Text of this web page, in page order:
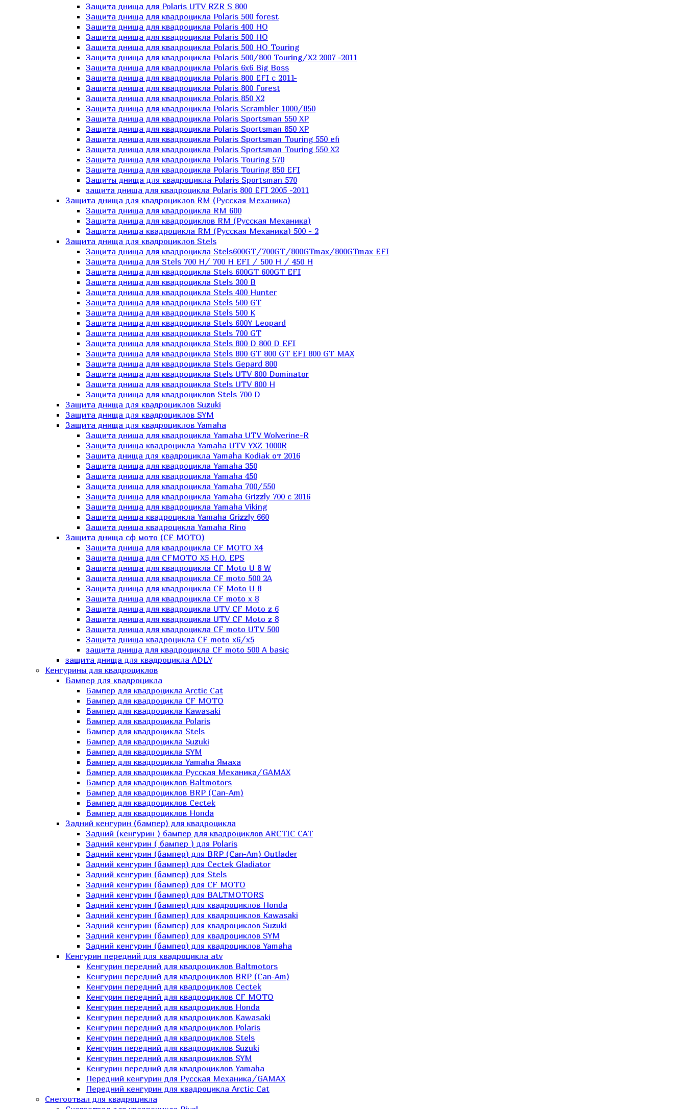
Защита днища для Polaris UTV RZR S 800
Защита днища для квадроцикла Polaris 500 forest
Защита днища для квадроцикла Polaris 400 HO
Защита днища для квадроцикла Polaris 500 HO
Защита днища для квадроцикла Polaris 500 HO Touring
Защита днища для квадроцикла Polaris 500/800 Touring/X2 2007 -2011
Защита днища для квадроцикла Polaris 6х6 Big Boss
Защита днища для квадроцикла Polaris 800 EFI с 2011-
Защита днища для квадроцикла Polaris 800 Forest
Защита днища для квадроцикла Polaris 850 X2
Защита днища для квадроцикла Polaris Scrambler 1000/850
Защита днища для квадроцикла Polaris Sportsman 550 XP
Защита днища для квадроцикла Polaris Sportsman 850 XP
Защита днища для квадроцикла Polaris Sportsman Touring 550 efi
Защита днища для квадроцикла Polaris Sportsman Touring 550 X2
Защита днища для квадроцикла Polaris Touring 570
Защита днища для квадроцикла Polaris Touring 850 EFI
Защиты днища для квадроцикла Polaris Sportsman 570
защита днища для квадроцикла Polaris 800 EFI 2005 -2011
Защита днища для квадроциклов RM (Русская Механика)
Защита днища для квадроцикла RM 600
Защита днища для квадроциклов RM (Русская Механика)
Защита днища квадроцикла RM (Русская Механика) 500 - 2
Защита днища для квадроциклов Stels
Защита днища для квадроцикла Stels600GT/700GT/800GTmax/800GTmax EFI
Защита днища для Stels 700 H/ 700 H EFI / 500 H / 450 H
Защита днища для квадроцикла Stels 600GT 600GT EFI
Защита днища для квадроцикла Stels 300 B
Защита днища для квадроцикла Stels 400 Hunter
Защита днища для квадроцикла Stels 500 GT
Защита днища для квадроцикла Stels 500 K
Защита днища для квадроцикла Stels 600Y Leopard
Защита днища для квадроцикла Stels 700 GT
Защита днища для квадроцикла Stels 800 D 800 D EFI
Защита днища для квадроцикла Stels 800 GT 800 GT EFI 800 GT MAX
Защита днища для квадроцикла Stels Gepard 800
Защита днища для квадроцикла Stels UTV 800 Dominator
Защита днища для квадроцикла Stels UTV 800 H
Защита днища для квадроциклов Stels 700 D
Защита днища для квадроциклов Suzuki
Защита днища для квадроциклов SYM
Защита днища для квадроциклов Yamaha
Защита днища для квадроцикла Yamaha UTV Wolverine-R
Защита днища квадроцикла Yamaha UTV YXZ 1000R
Зашита днища для квадроцикла Yamaha Kodiak от 2016
Защита днища для квадроцикла Yamaha 350
Защита днища для квадроцикла Yamaha 450
Защита днища для квадроцикла Yamaha 700/550
Защита днища для квадроцикла Yamaha Grizzly 700 с 2016
Защита днища для квадроцикла Yamaha Viking
Защита днища квадроцикла Yamaha Grizzly 660
Защита днища квадроцикла Yamaha Rino
Защита днища сф мото (CF MOTO)
Защита днища для квадроцикла CF MOTO X4
Защита днища для CFMOTO X5 H.O. EPS
Защита днища для квадроцикла CF Moto U 8 W
Защита днища для квадроцикла CF moto 500 2A
Защита днища для квадроцикла CF Moto U 8
Защита днища для квадроцикла CF moto x 8
Защита днища для квадроцикла UTV CF Moto z 6
Защита днища для квадроцикла UTV CF Moto z 8
Защита днища для квадроцикла СF moto UTV 500
Защита днища квадроцикла СF moto x6/x5
защита днища для квадроцикла CF moto 500 A basic
защита днища для квадроцикла ADLY
Кенгурины для квадроциклов
Бампер для квадроцикла
Бампер для квадроцикла Arctic Cat
Бампер для квадроцикла CF MOTO
Бампер для квадроцикла Kawasaki
Бампер для квадроцикла Polaris
Бампер для квадроцикла Stels
Бампер для квадроцикла Suzuki
Бампер для квадроцикла SYM
Бампер для квадроцикла Yamaha Ямаха
Бампер для квадроцикла Русская Механика/GAMAX
Бампер для квадроциклов Baltmotors
Бампер для квадроциклов BRP (Can-Am)
Бампер для квадроциклов Cectek
Бампер для квадроциклов Honda
Задний кенгурин (бампер) для квадроцикла
Задний (кенгурин ) бампер для квадроциклов ARCTIC CAT
Задний кенгурин ( бампер ) для Polaris
Задний кенгурин (бампер) для BRP (Can-Am) Outlader
Задний кенгурин (бампер) для Cectek Gladiator
Задний кенгурин (бампер) для Stels
Задний кенгурин (бампер) для СF MOTO
Задний кенгурин (бампер) для BALTMOTORS
Задний кенгурин (бампер) для квадроциклов Honda
Задний кенгурин (бампер) для квадроциклов Kawasaki
Задний кенгурин (бампер) для квадроциклов Suzuki
Задний кенгурин (бампер) для квадроциклов SYM
Задний кенгурин (бампер) для квадроциклов Yamaha
Кенгурин передний для квадроцикла atv
Кенгурин передний для квадроциклов Baltmotors
Кенгурин передний для квадроциклов BRP (Can-Am)
Кенгурин передний для квадроциклов Cectek
Кенгурин передний для квадроциклов CF MOTO
Кенгурин передний для квадроциклов Honda
Кенгурин передний для квадроциклов Kawasaki
Кенгурин передний для квадроциклов Polaris
Кенгурин передний для квадроциклов Stels
Кенгурин передний для квадроциклов Suzuki
Кенгурин передний для квадроциклов SYM
Кенгурин передний для квадроциклов Yamaha
Передний кенгурин для Русская Механика/GAMAX
Передний кенгурин для квадроцикла Arctic Cat
Снегоотвал для квадроцикла